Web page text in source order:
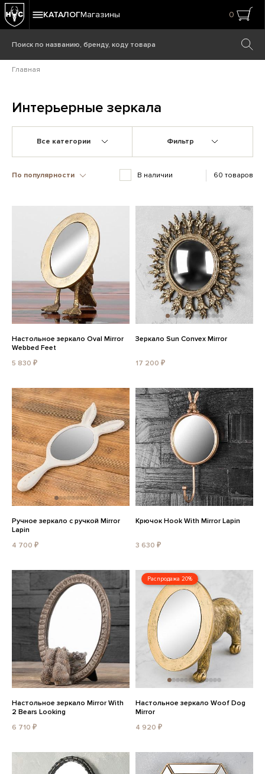
КАТАЛОГМагазины 0
Главная
Интерьерные зеркала
Все категории Фильтр
По популярности В наличии 60 товаров
Настольное зеркало Oval Mirror
Webbed Feet
5 830 ₽
Зеркало Sun Convex Mirror
17 200 ₽
Ручное зеркало с ручкой Mirror
Lapin
4 700 ₽
Крючок Hook With Mirror Lapin
3 630 ₽
Настольное зеркало Mirror With
2 Bears Looking
6 710 ₽
Распродажа 20%
Настольное зеркало Woof Dog
Mirror
4 920 ₽